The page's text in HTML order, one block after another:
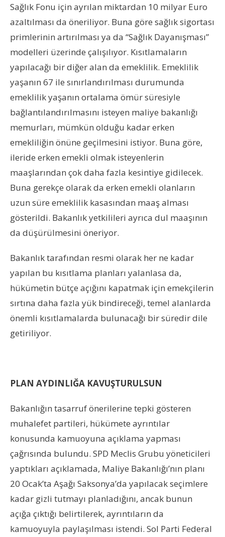
Sağlık Fonu için ayrılan miktardan 10 milyar Euro
azaltılması da öneriliyor. Buna göre sağlık sigortası
primlerinin artırılması ya da “Sağlık Dayanışması”
modelleri üzerinde çalışılıyor. Kısıtlamaların
yapılacağı bir diğer alan da emeklilik. Emeklilik
yaşanın 67 ile sınırlandırılması durumunda
emeklilik yaşanın ortalama ömür süresiyle
bağlantılandırılmasını isteyen maliye bakanlığı
memurları, mümkün olduğu kadar erken
emekliliğin önüne geçilmesini istiyor. Buna göre,
ileride erken emekli olmak isteyenlerin
maaşlarından çok daha fazla kesintiye gidilecek.
Buna gerekçe olarak da erken emekli olanların
uzun süre emeklilik kasasından maaş alması
gösterildi. Bakanlık yetkilileri ayrıca dul maaşının
da düşürülmesini öneriyor.
Bakanlık tarafından resmi olarak her ne kadar
yapılan bu kısıtlama planları yalanlasa da,
hükümetin bütçe açığını kapatmak için emekçilerin
sırtına daha fazla yük bindireceği, temel alanlarda
önemli kısıtlamalarda bulunacağı bir süredir dile
getiriliyor.
PLAN AYDINLIĞA KAVUŞTURULSUN
Bakanlığın tasarruf önerilerine tepki gösteren
muhalefet partileri, hükümete ayrıntılar
konusunda kamuoyuna açıklama yapması
çağrısında bulundu. SPD Meclis Grubu yöneticileri
yaptıkları açıklamada, Maliye Bakanlığı’nın planı
20 Ocak’ta Aşağı Saksonya’da yapılacak seçimlere
kadar gizli tutmayı planladığını, ancak bunun
açığa çıktığı belirtilerek, ayrıntıların da
kamuoyuyla paylaşılması istendi. Sol Parti Federal